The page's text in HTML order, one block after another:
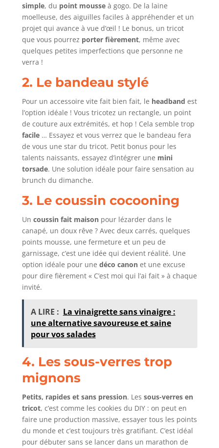
simple, du point mousseà gogo. De la laine
moelleuse, des aiguilles faciles à appréhender et un
projet qui avance à vue d’œil ! Le bonus, un tricot
que vous pourrez porter fièrement, même avec
quelques petites imperfections que personne ne
verra !
2. Le bandeau stylé
Pour un accessoire vite fait bien fait, le headband est
l’option idéale ! Vous tricotez un rectangle, un point
de couture aux extrémités, et hop ! Cela semble trop
facile… Essayez et vous verrez que le bandeau fera
de vous une star du tricot. Petit bonus pour les
talents naissants, essayez d’intégrer une mini
torsade. Une solution idéale pour faire sensation au
brunch du dimanche.
3. Le coussin cocooning
Un coussin fait maisonpour lézarder dans le
canapé, un doux rêve ? Avec deux carrés, quelques
points mousse, une fermeture et un peu de
garnissage, c’est une idée qui devient réalité. Une
option idéale pour une déco canonet une excuse
pour dire fièrement « C’est moi qui l’ai fait » à chaque
invité.
A LIRE : La vinaigrette sans vinaigre :
une alternative savoureuse et saine
pour vos salades
4. Les sous-verres trop
mignons
Petits, rapides et sans pression. Les sous-verres en
tricot, c’est comme les cookies du DIY : on peut en
faire une production massive, essayer tous les points
du monde et c’est toujours très gratifiant. C’est idéal
pour débuter sans se lancer dans un marathon de